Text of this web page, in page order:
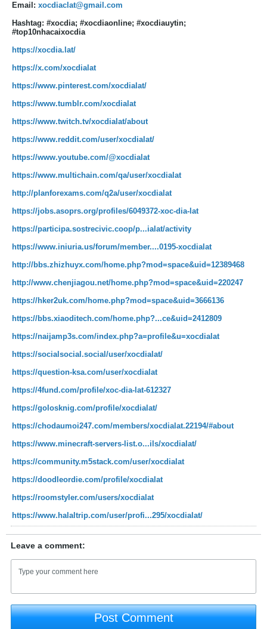
Email: xocdiaclat@gmail.com
Hashtag: #xocdia; #xocdiaonline; #xocdiauytin;
#top10nhacaixocdia
https://xocdia.lat/
https://x.com/xocdialat
https://www.pinterest.com/xocdialat/
https://www.tumblr.com/xocdialat
https://www.twitch.tv/xocdialat/about
https://www.reddit.com/user/xocdialat/
https://www.youtube.com/@xocdialat
https://www.multichain.com/qa/user/xocdialat
http://planforexams.com/q2a/user/xocdialat
https://jobs.asoprs.org/profiles/6049372-xoc-dia-lat
https://participa.sostrecivic.coop/p...ialat/activity
https://www.iniuria.us/forum/member....0195-xocdialat
http://bbs.zhizhuyx.com/home.php?mod=space&uid=12389468
http://www.chenjiagou.net/home.php?mod=space&uid=220247
https://hker2uk.com/home.php?mod=space&uid=3666136
https://bbs.xiaoditech.com/home.php?...ce&uid=2412809
https://naijamp3s.com/index.php?a=profile&u=xocdialat
https://socialsocial.social/user/xocdialat/
https://question-ksa.com/user/xocdialat
https://4fund.com/profile/xoc-dia-lat-612327
https://golosknig.com/profile/xocdialat/
https://chodaumoi247.com/members/xocdialat.22194/#about
https://www.minecraft-servers-list.o...ils/xocdialat/
https://community.m5stack.com/user/xocdialat
https://doodleordie.com/profile/xocdialat
https://roomstyler.com/users/xocdialat
https://www.halaltrip.com/user/profi...295/xocdialat/
Leave a comment:
Post Comment